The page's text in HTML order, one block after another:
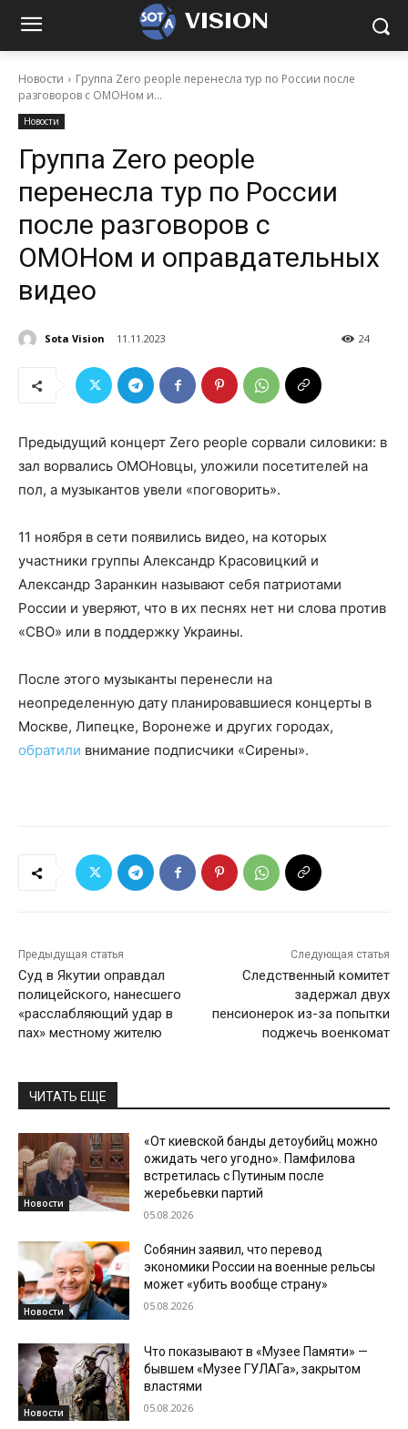
VISION
Новости
Группа Zero people перенесла тур по России после
разговоров с ОМОНом и...
Новости
Группа Zero people
перенесла тур по России
после разговоров с
ОМОНом и оправдательных
видео
Sota Vision 11.11.2023 24
Предыдущий концерт Zero people сорвали силовики: в
зал ворвались ОМОНовцы, уложили посетителей на
пол, а музыкантов увели «поговорить».
11 ноября в сети появились видео, на которых
участники группы Александр Красовицкий и
Александр Заранкин называют себя патриотами
России и уверяют, что в их песнях нет ни слова против
«СВО» или в поддержку Украины.
После этого музыканты перенесли на
неопределенную дату планировавшиеся концерты в
Москве, Липецке, Воронеже и других городах,
обратили внимание подписчики «Сирены».
Предыдущая статья
Суд в Якутии оправдал
полицейского, нанесшего
«расслабляющий удар в
пах» местному жителю
Следующая статья
Следственный комитет
задержал двух
пенсионерок из-за попытки
поджечь военкомат
ЧИТАТЬ ЕЩЕ
Новости
«От киевской банды детоубийц можно
ожидать чего угодно». Памфилова
встретилась с Путиным после
жеребьевки партий
05.08.2026
Новости
Собянин заявил, что перевод
экономики России на военные рельсы
может «убить вообще страну»
05.08.2026
Новости
Что показывают в «Музее Памяти» —
бывшем «Музее ГУЛАГа», закрытом
властями
05.08.2026